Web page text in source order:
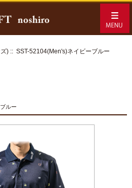
) :: SST-52104(Men's)ネイビーブルー
ルー